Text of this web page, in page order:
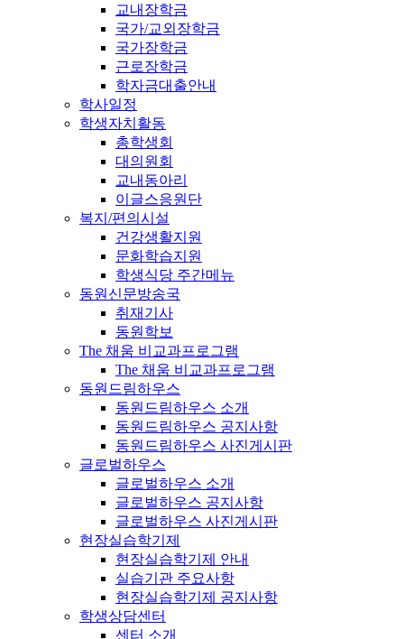
교내장학금
국가/교외장학금
국가장학금
근로장학금
학자금대출안내
학사일정
학생자치활동
총학생회
대의원회
교내동아리
이글스응원단
복지/편의시설
건강생활지원
문화학습지원
학생식당 주간메뉴
동원신문방송국
취재기사
동원학보
The 채움 비교과프로그램
The 채움 비교과프로그램
동원드림하우스
동원드림하우스 소개
동원드림하우스 공지사항
동원드림하우스 사진게시판
글로벌하우스
글로벌하우스 소개
글로벌하우스 공지사항
글로벌하우스 사진게시판
현장실습학기제
현장실습학기제 안내
실습기관 주요사항
현장실습학기제 공지사항
학생상담센터
센터 소개